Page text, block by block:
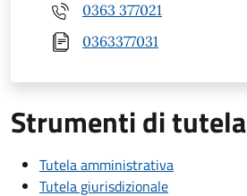
0363 377021
0363377031
Strumenti di tutela
Tutela amministrativa
Tutela giurisdizionale